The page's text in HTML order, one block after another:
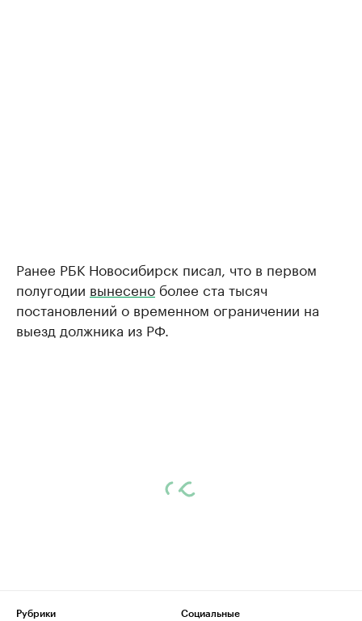
Ранее РБК Новосибирск писал, что в первом
полугодии вынесено более ста тысяч
постановлений о временном ограничении на
выезд должника из РФ.
Рубрики
Социальные